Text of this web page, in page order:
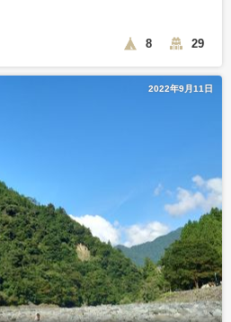
8 29
2022年9月11日